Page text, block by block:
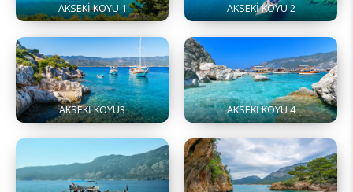
AKSEKİ KOYU 1 AKSEKİ KOYU 2
AKSEKİ KOYU3 AKSEKİ KOYU 4